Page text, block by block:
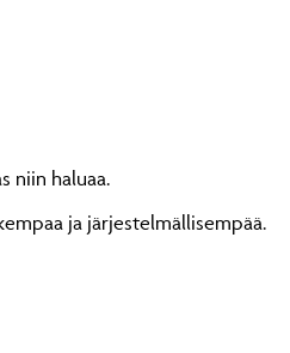
niin haluaa.
ja järjestelmällisempää.